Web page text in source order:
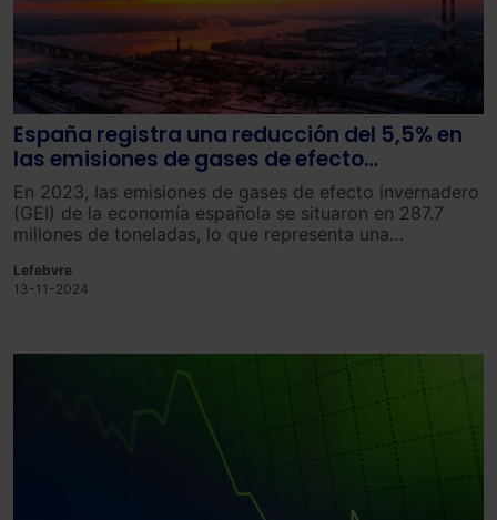
España registra una reducción del 5,5% en
las emisiones de gases de efecto
invernadero en 2023
En 2023, las emisiones de gases de efecto invernadero
(GEI) de la economía española se situaron en 287.7
millones de toneladas, lo que representa una
anterior, y casi un 40% desde que se comenzó a
contabilizar en 2008.
Lefebvre
13-11-2024